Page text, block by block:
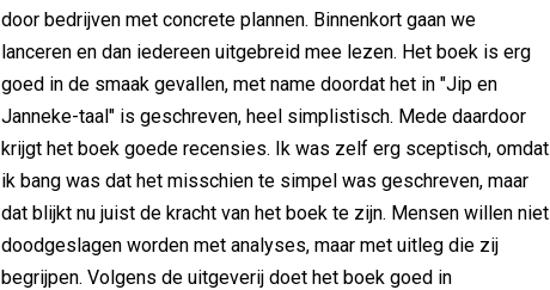
door bedrijven met concrete plannen. Binnenkort gaan we
lanceren en dan iedereen uitgebreid mee lezen. Het boek is erg
goed in de smaak gevallen, met name doordat het in "Jip en
Janneke-taal" is geschreven, heel simplistisch. Mede daardoor
krijgt het boek goede recensies. Ik was zelf erg sceptisch, omdat
ik bang was dat het misschien te simpel was geschreven, maar
dat blijkt nu juist de kracht van het boek te zijn. Mensen willen niet
doodgeslagen worden met analyses, maar met uitleg die zij
begrijpen. Volgens de uitgeverij doet het boek goed in